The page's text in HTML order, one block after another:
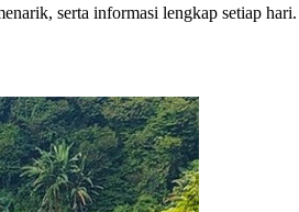
serta informasi lengkap setiap hari.